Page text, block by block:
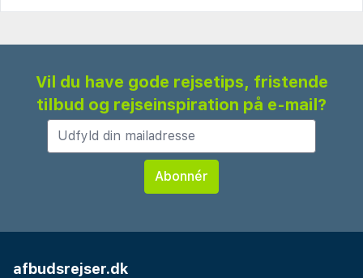
Vil du have gode rejsetips, fristende
tilbud og rejseinspiration på e-mail?
afbudsrejser.dk